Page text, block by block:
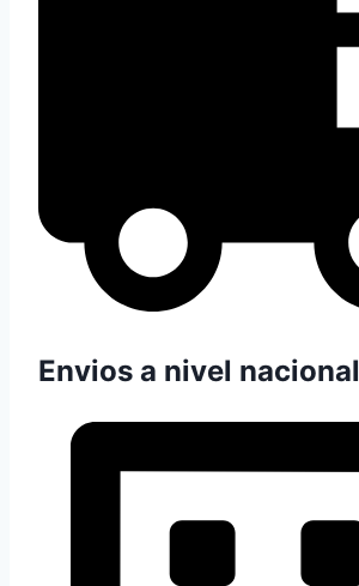
Envios a nivel nacional